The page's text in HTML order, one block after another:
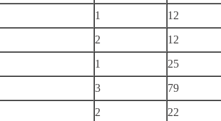
1
12
2
12
1 25
3
79
2
22